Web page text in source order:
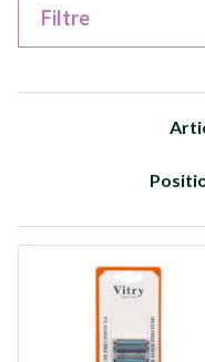
Filtre
Trier